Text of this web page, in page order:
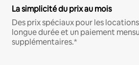
La simplicité du prix au mois
Des prix spéciaux pour les
longue durée et un paiement
supplémentaires.*